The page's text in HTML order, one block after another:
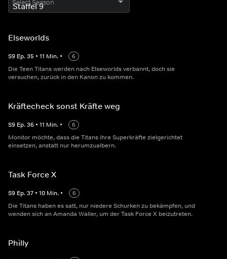
Select Season
Elseworlds
S9 Ep.35 • 11 Min. •
6
Die Teen Titans werden nach Elseworlds verbannt, doch sie
versuchen, zurück in den Kanon zu kommen.
Kräftecheck sonst Kräfte weg
S9 Ep.36 • 11 Min. •
6
Monitor möchte, dass die Titans ihre Superkräfte zielgerichtet
einsetzen, anstatt nur herumzualbern.
Task Force X
S9 Ep.37 • 10 Min. •
6
Die Titans haben es satt, nur niedere Schurken zu bekämpfen, und
wenden sich an Amanda Waller, um der Task Force X beizutreten.
Philly